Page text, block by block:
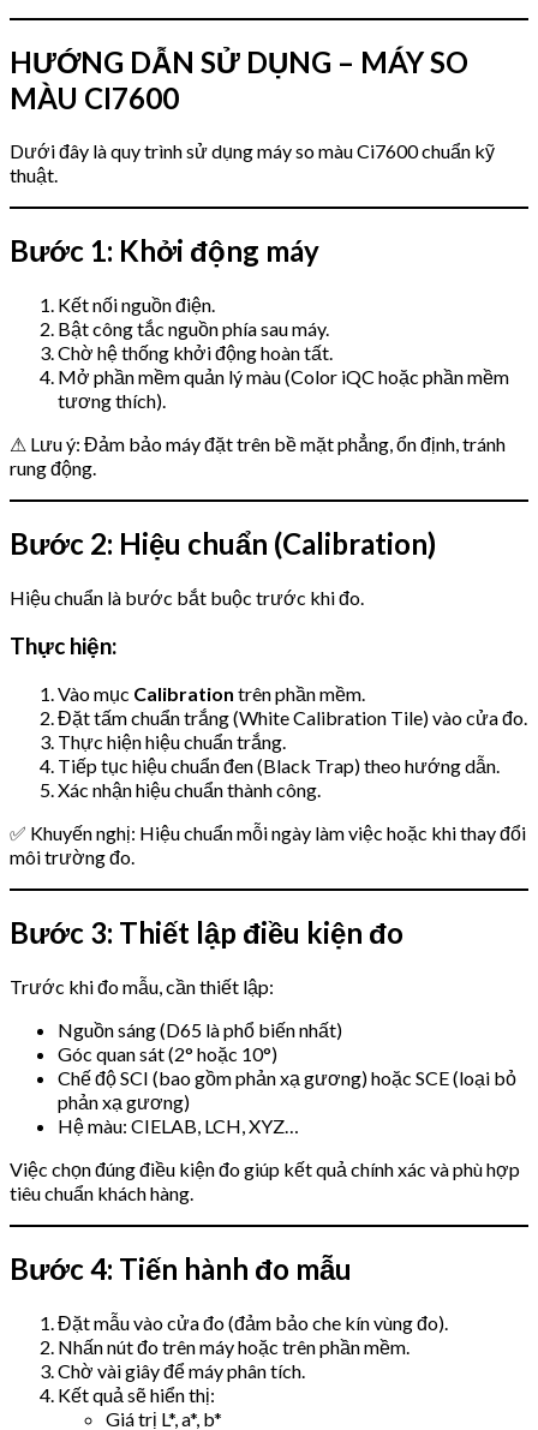
HƯỚNG DẪN SỬ DỤNG – MÁY SO
MÀU CI7600
Dưới đây là quy trình sử dụng máy so màu Ci7600 chuẩn kỹ
thuật.
Bước 1: Khởi động máy
Kết nối nguồn điện.
Bật công tắc nguồn phía sau máy.
Chờ hệ thống khởi động hoàn tất.
Mở phần mềm quản lý màu (Color iQC hoặc phần mềm
tương thích).
⚠ Lưu ý: Đảm bảo máy đặt trên bề mặt phẳng, ổn định, tránh
rung động.
Bước 2: Hiệu chuẩn (Calibration)
Hiệu chuẩn là bước bắt buộc trước khi đo.
Thực hiện:
Vào mục Calibration trên phần mềm.
Đặt tấm chuẩn trắng (White Calibration Tile) vào cửa đo.
Thực hiện hiệu chuẩn trắng.
Tiếp tục hiệu chuẩn đen (Black Trap) theo hướng dẫn.
Xác nhận hiệu chuẩn thành công.
✅ Khuyến nghị: Hiệu chuẩn mỗi ngày làm việc hoặc khi thay đổi
môi trường đo.
Bước 3: Thiết lập điều kiện đo
Trước khi đo mẫu, cần thiết lập:
Nguồn sáng (D65 là phổ biến nhất)
Góc quan sát (2° hoặc 10°)
Chế độ SCI (bao gồm phản xạ gương) hoặc SCE (loại bỏ
phản xạ gương)
Hệ màu: CIELAB, LCH, XYZ…
Việc chọn đúng điều kiện đo giúp kết quả chính xác và phù hợp
tiêu chuẩn khách hàng.
Bước 4: Tiến hành đo mẫu
Đặt mẫu vào cửa đo (đảm bảo che kín vùng đo).
Nhấn nút đo trên máy hoặc trên phần mềm.
Chờ vài giây để máy phân tích.
Kết quả sẽ hiển thị:
Giá trị L*, a*, b*